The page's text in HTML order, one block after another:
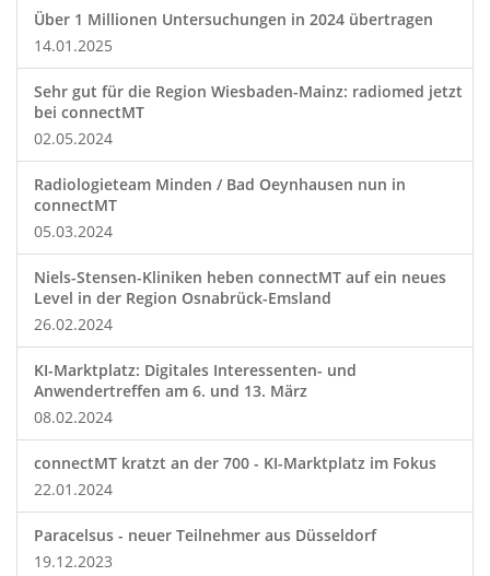
Über 1 Millionen Untersuchungen in 2024 übertragen
14.01.2025
Sehr gut für die Region Wiesbaden-Mainz: radiomed jetzt
bei connectMT
02.05.2024
Radiologieteam Minden / Bad Oeynhausen nun in
connectMT
05.03.2024
Niels-Stensen-Kliniken heben connectMT auf ein neues
Level in der Region Osnabrück-Emsland
26.02.2024
KI-Marktplatz: Digitales Interessenten- und
Anwendertreffen am 6. und 13. März
08.02.2024
connectMT kratzt an der 700 - KI-Marktplatz im Fokus
22.01.2024
Paracelsus - neuer Teilnehmer aus Düsseldorf
19.12.2023